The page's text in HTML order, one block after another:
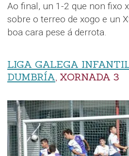
Ao final, un 1-2 que non fixo
sobre o terreo de xogo e un
boa cara pese á derrota.
LIGA GALEGA
DUMBRÍA, XORNADA 3